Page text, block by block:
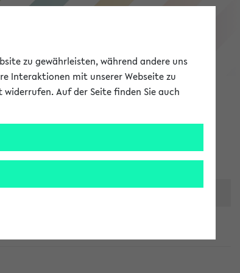
eKVV
zu gewährleisten, während andere uns
Interaktionen mit unserer Webseite zu
Auf der Seite finden Sie auch